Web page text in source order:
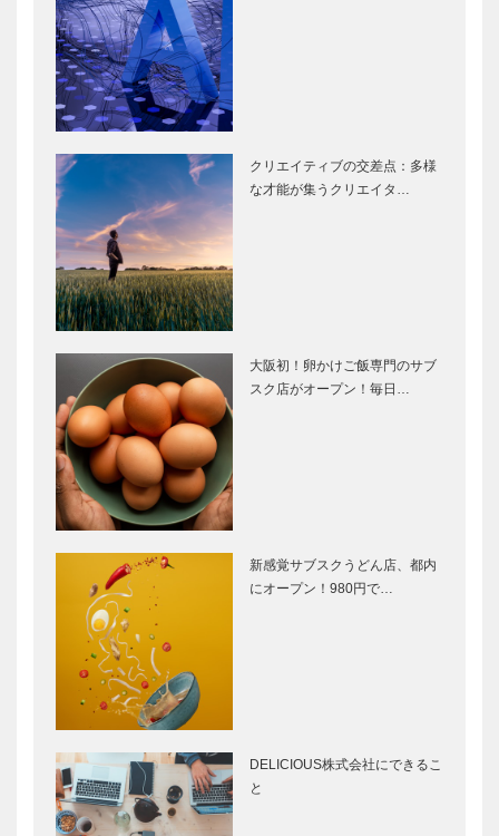
クリエイティブの交差点：多様
な才能が集うクリエイタ…
大阪初！卵かけご飯専門のサブ
スク店がオープン！毎日…
新感覚サブスクうどん店、都内
にオープン！980円で…
DELICIOUS株式会社にできるこ
と